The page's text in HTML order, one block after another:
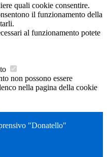
quali cookie consentire.
il funzionamento della
al funzionamento potete
non possono essere
nella pagina della cookie
"Donatello"